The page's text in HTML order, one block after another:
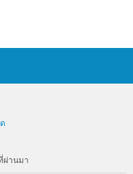
ผ่านมา